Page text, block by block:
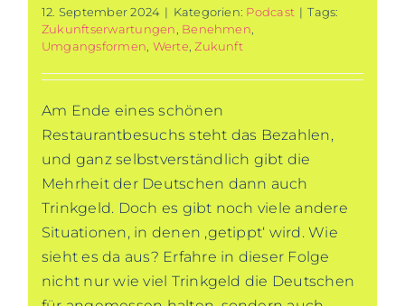
12. September 2024 | Kategorien: Podcast | Tags:
Zukunftserwartungen Benehmen
Umgangsformen Werte ,Zukunft
Am Ende eines schönen
Restaurantbesuchs steht das Bezahlen,
und ganz selbstverständlich gibt die
Mehrheit der Deutschen dann auch
Trinkgeld. Doch es gibt noch viele andere
Situationen, in denen ‚getippt‘ wird. Wie
sieht es da aus? Erfahre in dieser Folge
nicht nur wie viel Trinkgeld die Deutschen